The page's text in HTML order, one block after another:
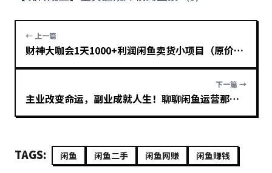
← 上一篇
财神大咖会1天1000+利润闲鱼卖货小项目（原价399）
下一篇 →
主业改变命运，副业成就人生！聊聊闲鱼运营那点事
TAGS: 闲鱼 闲鱼二手 闲鱼网赚 闲鱼赚钱